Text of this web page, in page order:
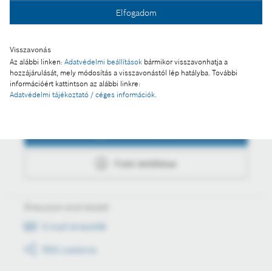
Elfogadom
Visszavonás
Az alábbi linken: Adatvédelmi beállítások bármikor visszavonhatja a
hozzájárulását, mely módosítás a visszavonástól lép hatályba. További
információért kattintson az alábbi linkre:
Adatvédelmi tájékoztató / céges információk.
Műveletek
Fotó letöltése
E-mail értesítők
RSS csatorna